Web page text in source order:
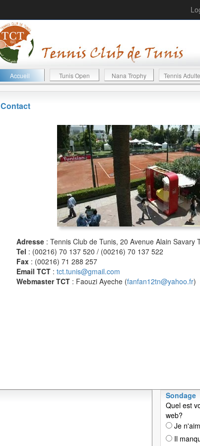
Accueil Tunis Open Nana Trophy Tennis
Contact
Adresse : Tennis Club de Tunis, 20 Avenue Alain Savary
Tel : (00216) 70 137 520 / (00216) 70 137 522
Fax : (00216) 71 288 257
Email TCT : tct.tunis@gmail.com
Webmaster TCT : Faouzi Ayeche (fanfan12tn@yahoo.fr)
Sondage
Quel est
web?
Je
Il